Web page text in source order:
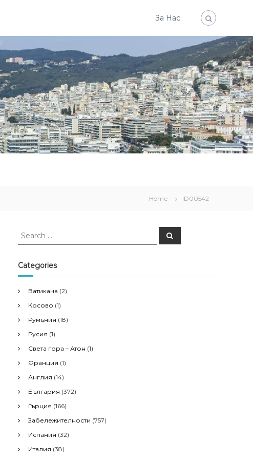
За Нас
Home ID00542
S
r
c
f
o
r
S
e
Categories
Ватикана (2)
Косово (1)
Румъния (18)
Русия (1)
Света гора – Атон (1)
Франция (1)
Англия (14)
България (372)
Гърция (166)
Забележителности (757)
Испания (32)
Италия (38)